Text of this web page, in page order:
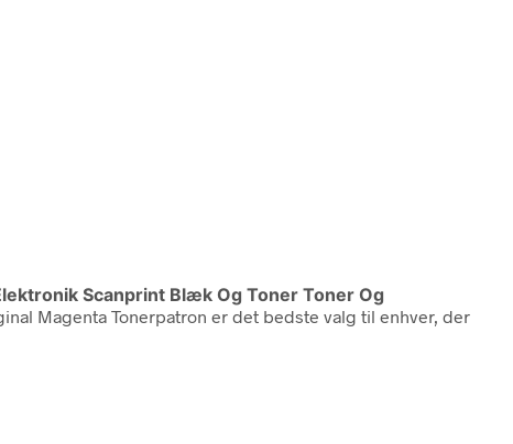
Scanprint Blæk Og Toner Toner Og
Magenta Tonerpatron er det bedste valg til enhver, der